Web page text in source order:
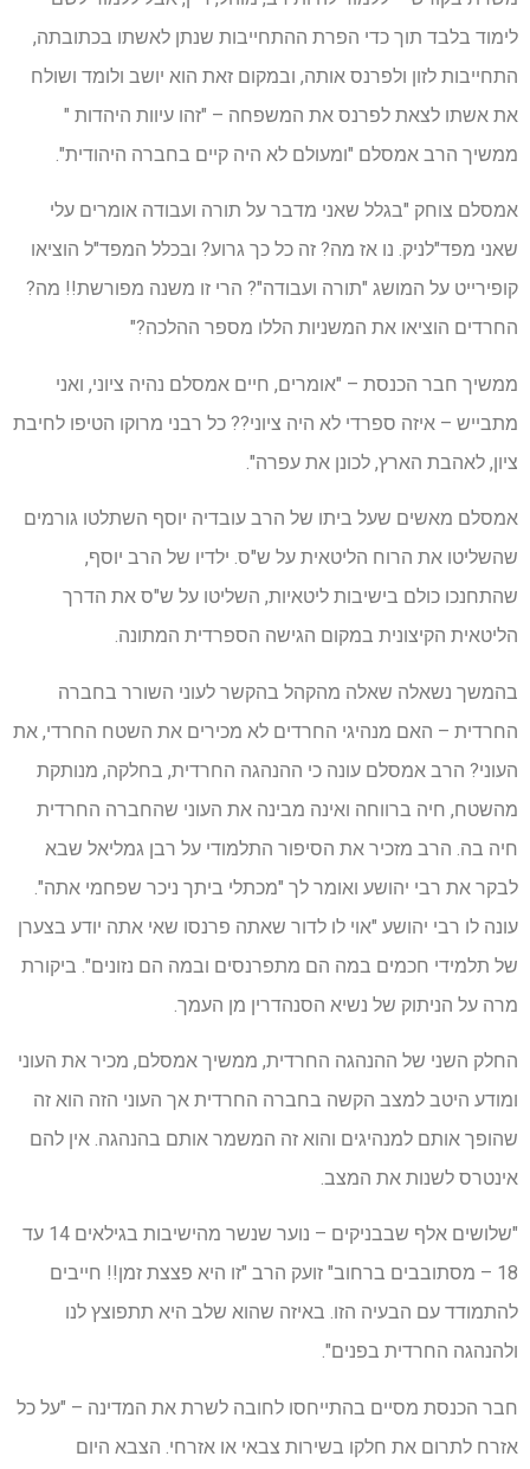
לימוד בלבד תוך כדי הפרת ההתחייבות שנתן לאשתו בכתובתה,
התחייבות לזון ולפרנס אותה, ובמקום זאת הוא יושב ולומד ושולח
את אשתו לצאת לפרנס את המשפחה – "זהו עיוות היהדות "
ממשיך הרב אמסלם "ומעולם לא היה קיים בחברה היהודית".
אמסלם צוחק "בגלל שאני מדבר על תורה ועבודה אומרים עלי
שאני מפד"לניק. נו אז מה? זה כל כך גרוע? ובכלל המפד"ל הוציאו
קופירייט על המושג "תורה ועבודה"? הרי זו משנה מפורשת!! מה?
החרדים הוציאו את המשניות הללו מספר ההלכה?"
ממשיך חבר הכנסת – "אומרים, חיים אמסלם נהיה ציוני, ואני
מתבייש – איזה ספרדי לא היה ציוני?? כל רבני מרוקו הטיפו לחיבת
ציון, לאהבת הארץ, לכונן את עפרה".
אמסלם מאשים שעל ביתו של הרב עובדיה יוסף השתלטו גורמים
שהשליטו את הרוח הליטאית על ש"ס. ילדיו של הרב יוסף,
שהתחנכו כולם בישיבות ליטאיות, השליטו על ש"ס את הדרך
הליטאית הקיצונית במקום הגישה הספרדית המתונה.
בהמשך נשאלה שאלה מהקהל בהקשר לעוני השורר בחברה
החרדית – האם מנהיגי החרדים לא מכירים את השטח החרדי, את
העוני? הרב אמסלם עונה כי ההנהגה החרדית, בחלקה, מנותקת
מהשטח, חיה ברווחה ואינה מבינה את העוני שהחברה החרדית
חיה בה. הרב מזכיר את הסיפור התלמודי על רבן גמליאל שבא
לבקר את רבי יהושע ואומר לך "מכתלי ביתך ניכר שפחמי אתה".
עונה לו רבי יהושע "אוי לו לדור שאתה פרנסו שאי אתה יודע בצערן
של תלמידי חכמים במה הם מתפרנסים ובמה הם נזונים". ביקורת
מרה על הניתוק של נשיא הסנהדרין מן העמך.
החלק השני של ההנהגה החרדית, ממשיך אמסלם, מכיר את העוני
ומודע היטב למצב הקשה בחברה החרדית אך העוני הזה הוא זה
שהופך אותם למנהיגים והוא זה המשמר אותם בהנהגה. אין להם
אינטרס לשנות את המצב.
"שלושים אלף שבבניקים – נוער שנשר מהישיבות בגילאים 14 עד
18 – מסתובבים ברחוב" זועק הרב "זו היא פצצת זמן!! חייבים
להתמודד עם הבעיה הזו. באיזה שהוא שלב היא תתפוצץ לנו
ולהנהגה החרדית בפנים".
חבר הכנסת מסיים בהתייחסו לחובה לשרת את המדינה – "על כל
אזרח לתרום את חלקו בשירות צבאי או אזרחי. הצבא היום